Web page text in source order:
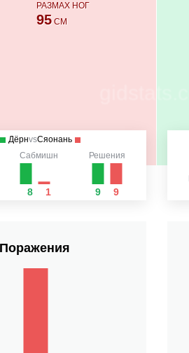
РАЗМАХ НОГ
95СМ
ДёрнvsСяонань
Сабмишн
8 1
Решения
9 9
Поражения